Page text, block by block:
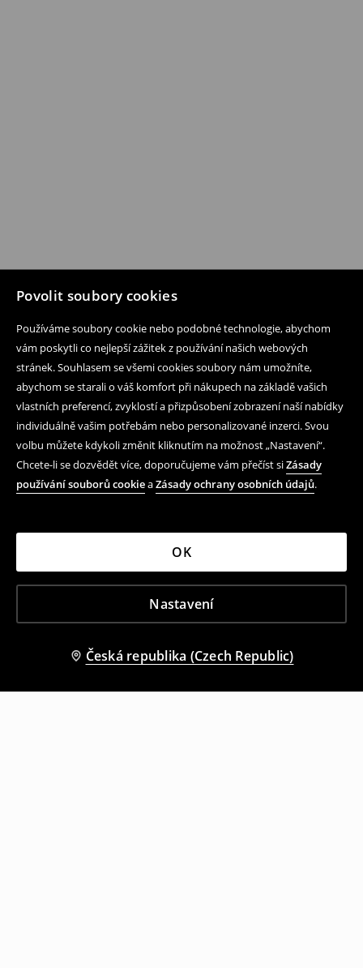
Povolit soubory cookies
Používáme soubory cookie nebo podobné technologie, abychom
vám poskytli co nejlepší zážitek z používání našich webových
stránek. Souhlasem se všemi cookies soubory nám umožníte,
abychom se starali o váš komfort při nákupech na základě vašich
vlastních preferencí, zvyklostí a přizpůsobení zobrazení naší nabídky
individuálně vašim potřebám nebo personalizované inzerci. Svou
volbu můžete kdykoli změnit kliknutím na možnost „Nastavení“.
Chcete-li se dozvědět více, doporučujeme vám přečíst siZásady
používání souborů cookieaZásady ochrany osobních údajů.
Nastavení
OK
Česká republika (Czech Republic)